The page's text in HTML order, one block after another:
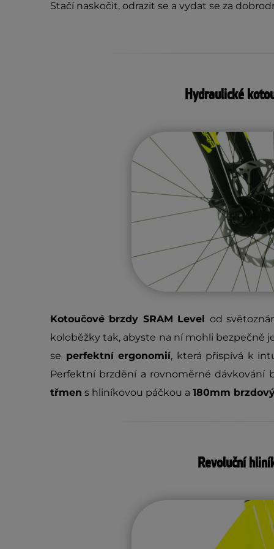
Stačí naskočit, odrazit se a vydat se za
Hydraulické
Kotoučové brzdy SRAM Level od
koloběžky tak, abyste na ní mohli bezpečně
se perfektní ergonomií, která přispívá k
Perfektní brzdění a rovnoměrné dávkování
třmen s hliníkovou páčkou a 180mm
Revoluční